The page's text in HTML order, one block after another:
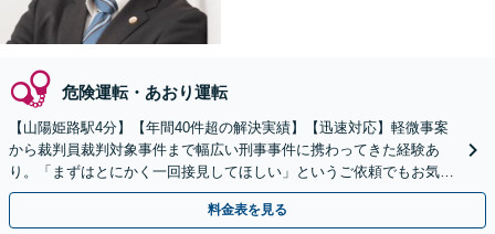
危険運転・あおり運転
【山陽姫路駅4分】【年間40件超の解決実績】【迅速対応】軽微事案
から裁判員裁判対象事件まで幅広い刑事事件に携わってきた経験あ
り。「まずはとにかく一回接見してほしい」というご依頼でもお気軽
にご相談ください。【即日・休日・夜間相談可】
料金表を見る